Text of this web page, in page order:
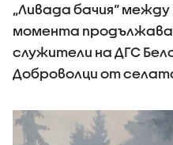
„Ливада бачия“
момента продължава
служители на ДГС
Доброволци от